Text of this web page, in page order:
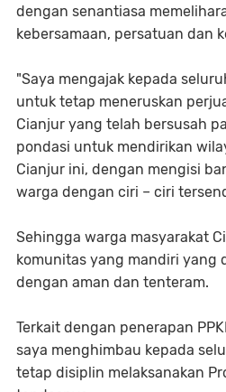
dengan senantiasa
kebersamaan, persatuan dan
"Saya mengajak kepada
untuk tetap meneruskan
Cianjur yang telah bersusah
pondasi untuk mendirikan
Cianjur ini, dengan mengisi
warga dengan ciri – ciri
Sehingga warga masyarakat
komunitas yang mandiri yang
dengan aman dan tenteram.
Terkait dengan penerapan
saya menghimbau kepada
tetap disiplin melaksanakan